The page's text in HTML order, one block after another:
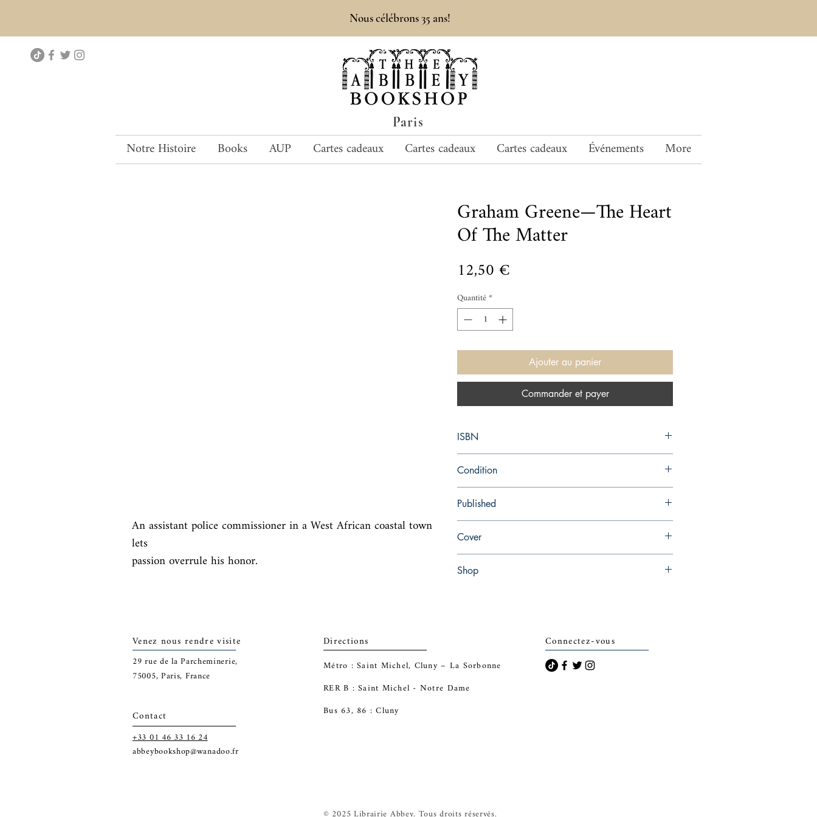
Paris
Nous célébrons 35 ans!
Notre Histoire Books AUP Cartes cadeaux Cartes cadeaux Cartes cadeaux Événements More
An assistant police commissioner in a West African coastal town
lets
passion overrule his honor.
Graham Greene—The Heart
Of The Matter
12,50 €
Quantité*
Ajouter au panier
Commander et payer
ISBN
Condition
Published
Cover
Shop
Venez nous rendre visite
29rue de la Parcheminerie,
75005, Paris, France
Contact
+33 01 46 33 16 24
abbeybookshop@wanadoo.fr
Directions
Métro : Saint Michel, Cluny – La Sorbonne
RER B : Saint Michel - Notre Dame
Bus 63, 86 : Cluny
Connectez-vous